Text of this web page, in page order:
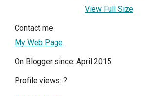
View Full Size
Contact me
My Web Page
On Blogger since: April 2015
Profile views: ?